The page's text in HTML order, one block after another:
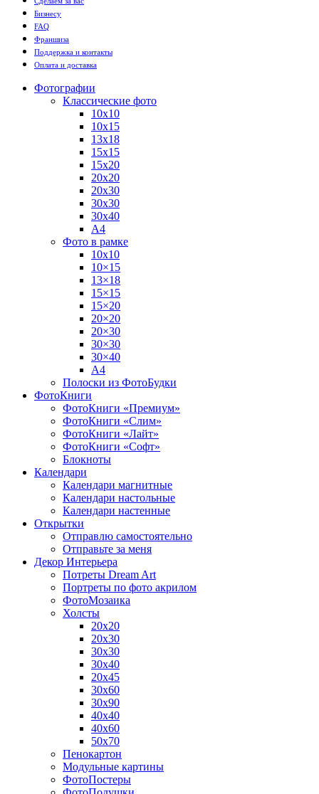
Бизнесу
FAQ
Франшиза
Поддержка и контакты
Оплата и доставка
Фотографии
Классические фото
10х10
10х15
13х18
15х15
15х20
20х20
20х30
30х30
30х40
А4
Фото в рамке
10х10
10×15
13×18
15×15
15×20
20×20
20×30
30×30
30×40
A4
Полоски из ФотоБудки
ФотоКниги
ФотоКниги «Премиум»
ФотоКниги «Слим»
ФотоКниги «Лайт»
ФотоКниги «Софт»
Блокноты
Календари
Календари магнитные
Календари настольные
Календари настенные
Открытки
Отправлю самостоятельно
Отправьте за меня
Декор Интерьера
Потреты Dream Art
Портреты по фото акрилом
ФотоМозаика
Холсты
20х20
20х30
30х30
30х40
20х45
30х60
30х90
40х40
40х60
50х70
Пенокартон
Модульные картины
ФотоПостеры